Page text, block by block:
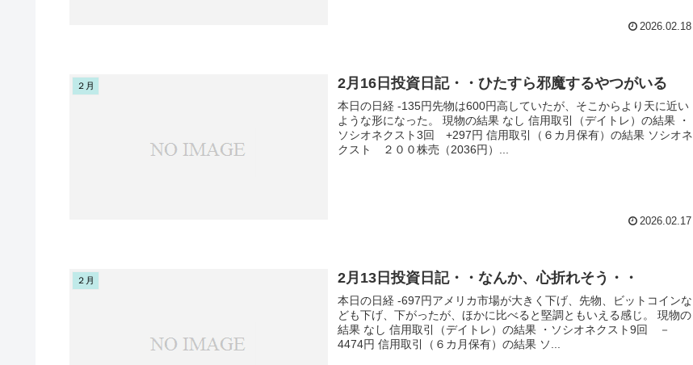
2026.02.18
２月 2月16日投資日記・・ひたすら邪魔するやつがいる
本日の日経 -135円先物は600円高していたが、そこからより天に近い
ような形になった。 現物の結果 なし 信用取引（デイトレ）の結果 ・
ソシオネクスト3回 +297円 信用取引（６カ月保有）の結果 ソシオネ
クスト ２００株売（2036円）...
2026.02.17
２月 2月13日投資日記・・なんか、心折れそう・・
本日の日経 -697円アメリカ市場が大きく下げ、先物、ビットコインな
ども下げ、下がったが、ほかに比べると堅調ともいえる感じ。 現物の
結果 なし 信用取引（デイトレ）の結果 ・ソシオネクスト9回 －
4474円 信用取引（６カ月保有）の結果 ソ...